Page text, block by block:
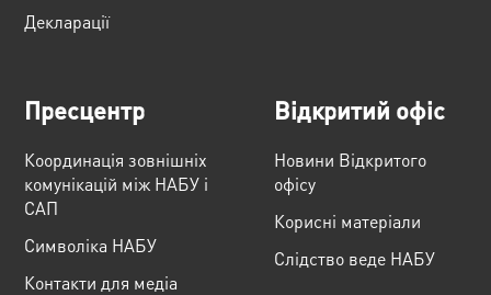
Декларації
Пресцентр
Координація зовнішніх
комунікацій між НАБУ і
САП
Cимволіка НАБУ
Контакти для медіа
Відкритий офіс
Новини Відкритого
офісу
Корисні матеріали
Слідство веде НАБУ